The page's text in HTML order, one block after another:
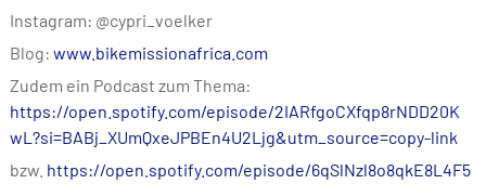
Instagram: @cypri_voelker
Blog: www.bikemissionafrica.com
Zudem ein Podcast zum Thema:
https://open.spotify.com/episode/2IARfgoCXfqp8rNDD20K
wL?si=BABj_XUmQxeJPBEn4U2Ljg&utm_source=copy-link
bzw. https://open.spotify.com/episode/6qSlNzl8o8qkE8L4F5